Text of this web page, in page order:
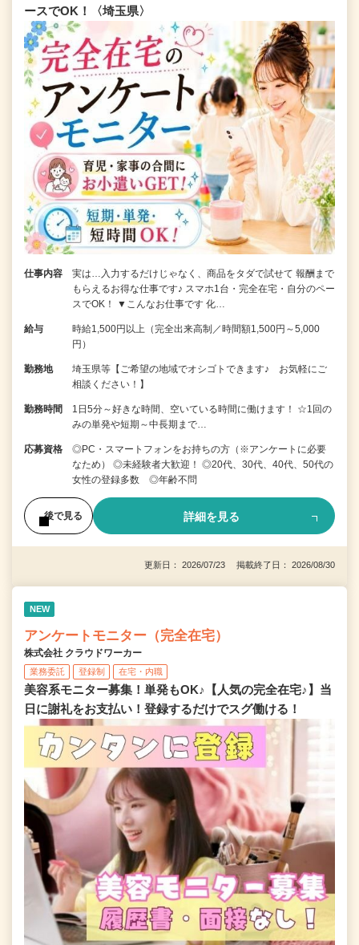
ースでOK！〈埼玉県〉
仕事内容
実は…入力するだけじゃなく、商品をタダで試せて 報酬まで
もらえるお得な仕事です♪ スマホ1台・完全在宅・自分のペー
スでOK！ ▼こんなお仕事です 化…
給与
時給1,500円以上（完全出来高制／時間額1,500円～5,000
円）
勤務地
埼玉県等【ご希望の地域でオシゴトできます♪ お気軽にご
相談ください！】
勤務時間
1日5分～好きな時間、空いている時間に働けます！ ☆1回の
みの単発や短期～中長期まで…
応募資格
◎PC・スマートフォンをお持ちの方（※アンケートに必要
なため） ◎未経験者大歓迎！ ◎20代、30代、40代、50代の
女性の登録多数 ◎年齢不問
後で見る 詳細を見る
更新日： 2026/07/23 掲載終了日： 2026/08/30
NEW
アンケートモニター（完全在宅）
株式会社 クラウドワーカー
業務委託 登録制 在宅・内職
美容系モニター募集！単発もOK♪【人気の完全在宅♪】当
日に謝礼をお支払い！登録するだけでスグ働ける！